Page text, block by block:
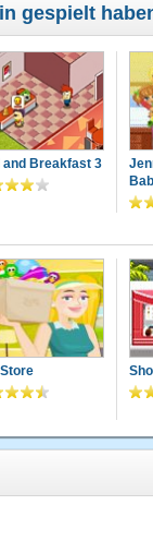
gespielt
and Breakfast 3